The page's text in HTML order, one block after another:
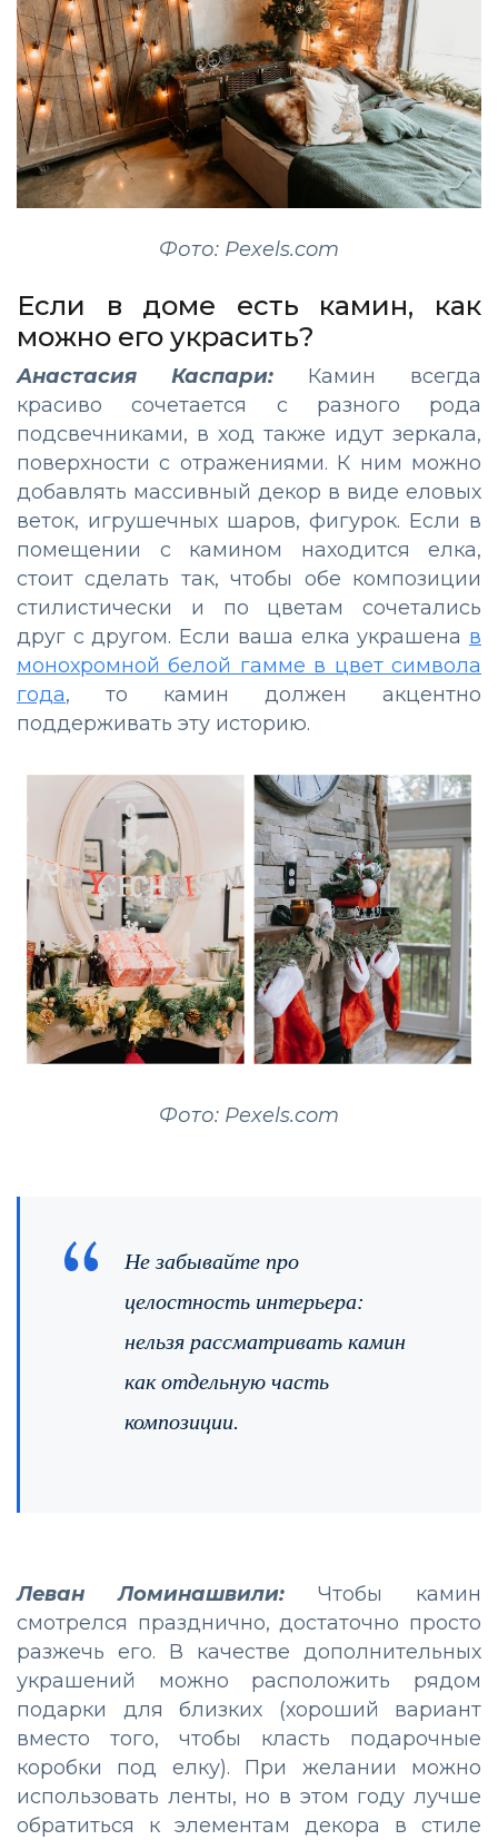
Фото: Pexels.com
Если в доме есть камин, как
можно его украсить?
Анастасия Каспари:
Камин всегда
красиво сочетается с разного рода
подсвечниками, в ход также идут зеркала,
поверхности с отражениями. К ним можно
добавлять массивный декор в виде еловых
веток, игрушечных шаров, фигурок. Если в
помещении с камином находится елка,
стоит сделать так, чтобы обе композиции
стилистически и по цветам сочетались
друг с другом. Если ваша елка украшена в
монохромной белой гамме в цвет символа
года, то камин должен акцентно
поддерживать эту историю.
Фото: Pexels.com
Не забывайте про
целостность интерьера:
нельзя рассматривать камин
как отдельную часть
композиции.
Леван Ломинашвили:
Чтобы камин
смотрелся празднично, достаточно просто
разжечь его. В качестве дополнительных
украшений можно расположить рядом
подарки для близких (хороший вариант
вместо того, чтобы класть подарочные
коробки под елку). При желании можно
использовать ленты, но в этом году лучше
обратиться к элементам декора в стиле